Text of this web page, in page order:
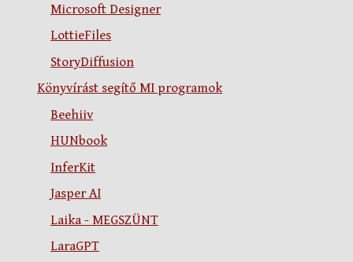
Microsoft Designer
LottieFiles
StoryDiffusion
Könyvírást segítő MI programok
Beehiiv
HUNbook
InferKit
Jasper AI
Laika - MEGSZÜNT
LaraGPT